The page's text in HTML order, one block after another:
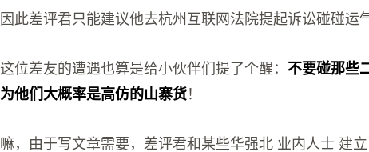
因此差评君只能建议他去杭州互联网法院提起诉讼碰碰运
这位差友的遭遇也算是给小伙伴们提了个醒：不要碰那些
为他们大概率是高仿的山寨货！
嘛，由于写文章需要，差评君和某些华强北 业内人士 建立